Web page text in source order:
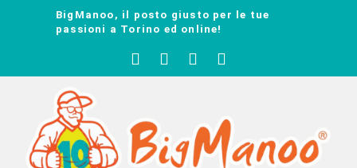
BigManoo, il posto giusto per le tue
passioni a Torino ed online!